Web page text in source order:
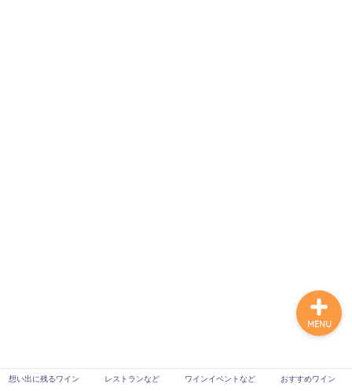
想い出に残るワイン レストランなど ワインイベントなど おすすめワイン
MENU